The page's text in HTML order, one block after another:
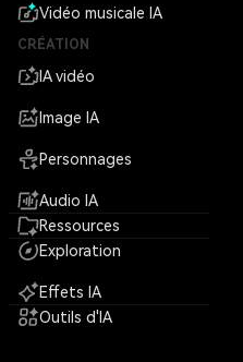
Vidéo musicale IA
CRÉATION
IA vidéo
Image IA
Personnages
Audio IA
Ressources
Exploration
Effets IA
Outils d'IA